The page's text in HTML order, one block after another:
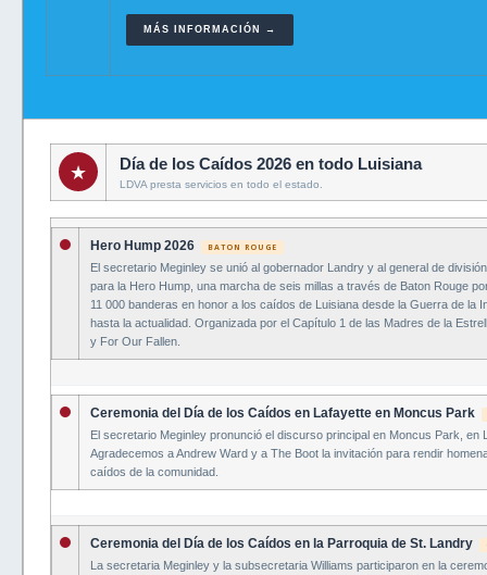
MÁS INFORMACIÓN →
★ Día de los Caídos 2026 en todo Luisiana
LDVA presta servicios en todo el estado.
Hero Hump 2026 BATON ROUGE
El secretario Meginley se unió al gobernador Landry y al general de
para la Hero Hump, una marcha de seis millas a través de Baton Rouge
11 000 banderas en honor a los caídos de Luisiana desde la Guerra de la
hasta la actualidad. Organizada por el Capítulo 1 de las Madres de la
y For Our Fallen.
Ceremonia del Día de los Caídos en Lafayette en Moncus Park
El secretario Meginley pronunció el discurso principal en Moncus Park, en
Agradecemos a Andrew Ward y a The Boot la invitación para rendir
caídos de la comunidad.
Ceremonia del Día de los Caídos en la Parroquia de St. Landry
La secretaria Meginley y la subsecretaria Williams participaron en la